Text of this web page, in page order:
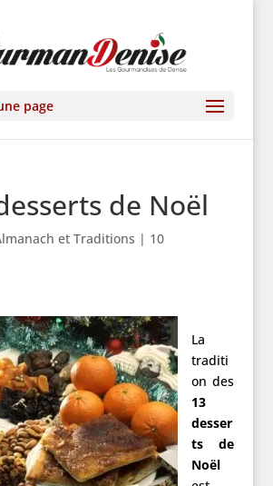
page
de Noël
et Traditions | 10
La
traditi
on des
13
desser
ts de
Noël